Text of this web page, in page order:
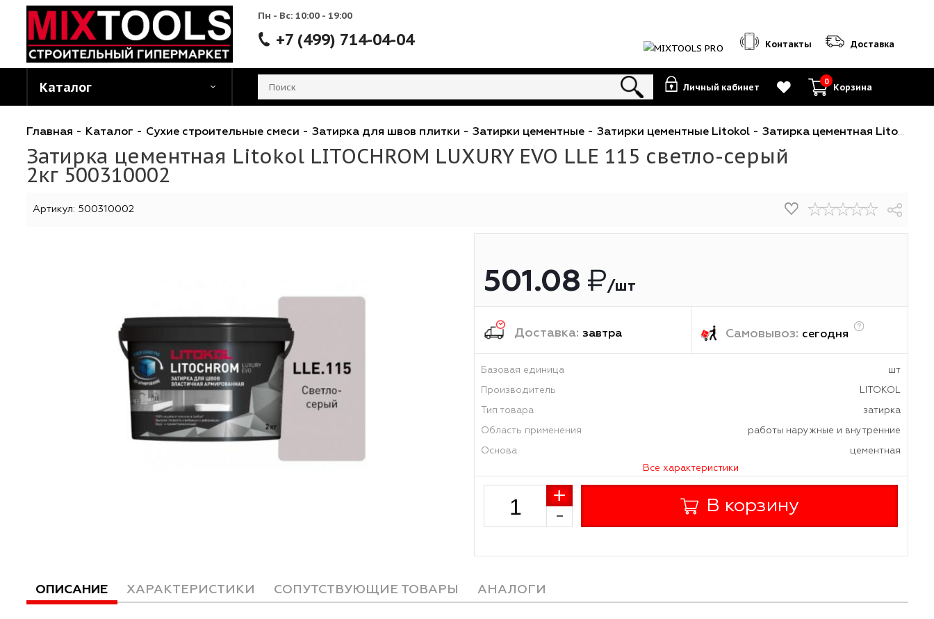
Пн - Вс: 10:00 - 19:00
+7 (499) 714-04-04 Контакты
Каталог Личный кабинет
Главная Сухие строительные смеси - Затирка для швов плитки - Затирки цементные Затирки цементные Litokol
Затирка цементная Litokol LITOCHROM LUXURY EVO LLE 115 светло-серый
501.08 ₽
Самовывоз:
Производитель
Область применения работы наружные
Основа
+ В корзину